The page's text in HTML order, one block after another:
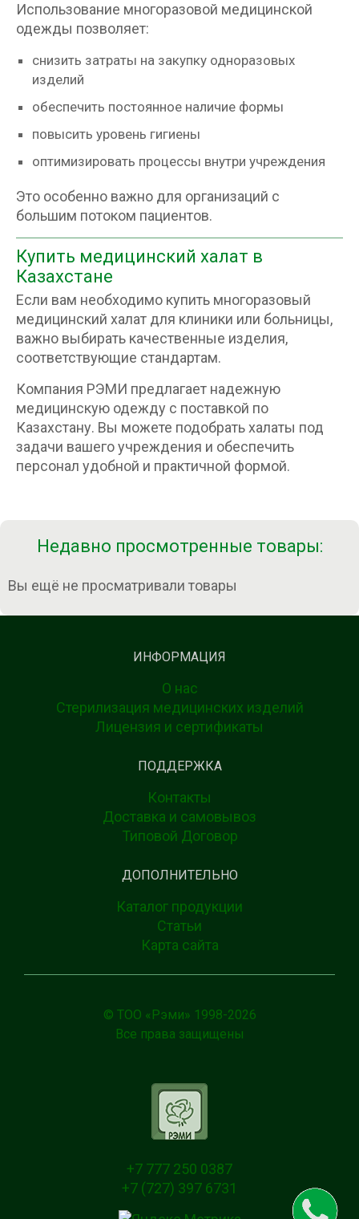
Использование многоразовой медицинской
одежды позволяет:
снизить затраты на закупку одноразовых
изделий
обеспечить постоянное наличие формы
повысить уровень гигиены
оптимизировать процессы внутри учреждения
Это особенно важно для организаций с
большим потоком пациентов.
Купить медицинский халат в
Казахстане
Если вам необходимо купить многоразовый
медицинский халат для клиники или больницы,
важно выбирать качественные изделия,
соответствующие стандартам.
Компания РЭМИ предлагает надежную
медицинскую одежду с поставкой по
Казахстану. Вы можете подобрать халаты под
задачи вашего учреждения и обеспечить
персонал удобной и практичной формой.
Недавно просмотренные товары:
Вы ещё не просматривали товары
ИНФОРМАЦИЯ
О нас
Стерилизация медицинских изделий
Лицензия и сертификаты
ПОДДЕРЖКА
Контакты
Доставка и самовывоз
Типовой Договор
ДОПОЛНИТЕЛЬНО
Каталог продукции
Статьи
Карта сайта
© ТОО «Рэми» 1998-2026
Все права защищены
+7 777 250 0387
+7 (727) 397 6731